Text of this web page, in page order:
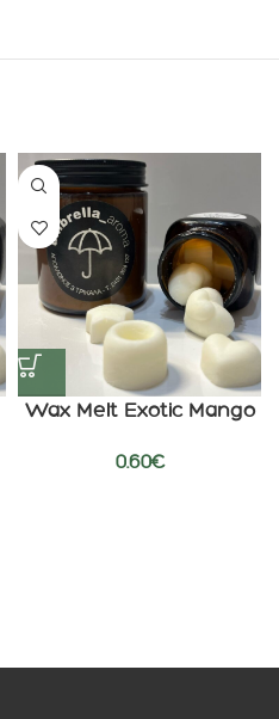
Wax Melt Exotic Mango
0.60€